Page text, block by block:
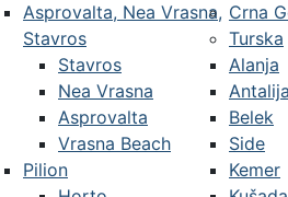
Asprovalta, Nea Vrasna,
Stavros
Stavros
Nea Vrasna
Asprovalta
Vrasna Beach
Pilion
Crna
Turska
Alanja
Antalija
Belek
Side
Kemer